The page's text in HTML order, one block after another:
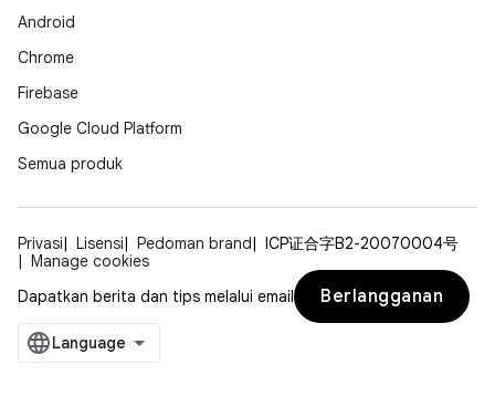
Android
Chrome
Firebase
Google Cloud Platform
Semua produk
Privasi Lisensi Pedoman brand
ICP证合字B2-20070004号
Manage cookies
Dapatkan berita dan tips melalui email
Berlangganan